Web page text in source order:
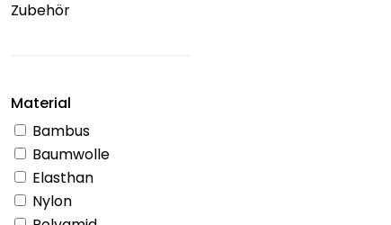
Zubehör
Material
Bambus
Baumwolle
Elasthan
Nylon